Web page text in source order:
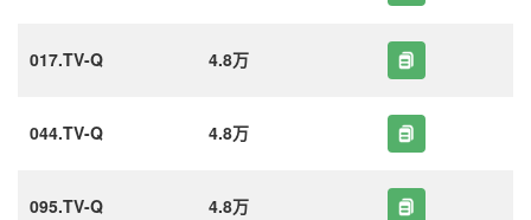
017.TV-Q 4.8万
044.TV-Q 4.8万
095.TV-Q 4.8万